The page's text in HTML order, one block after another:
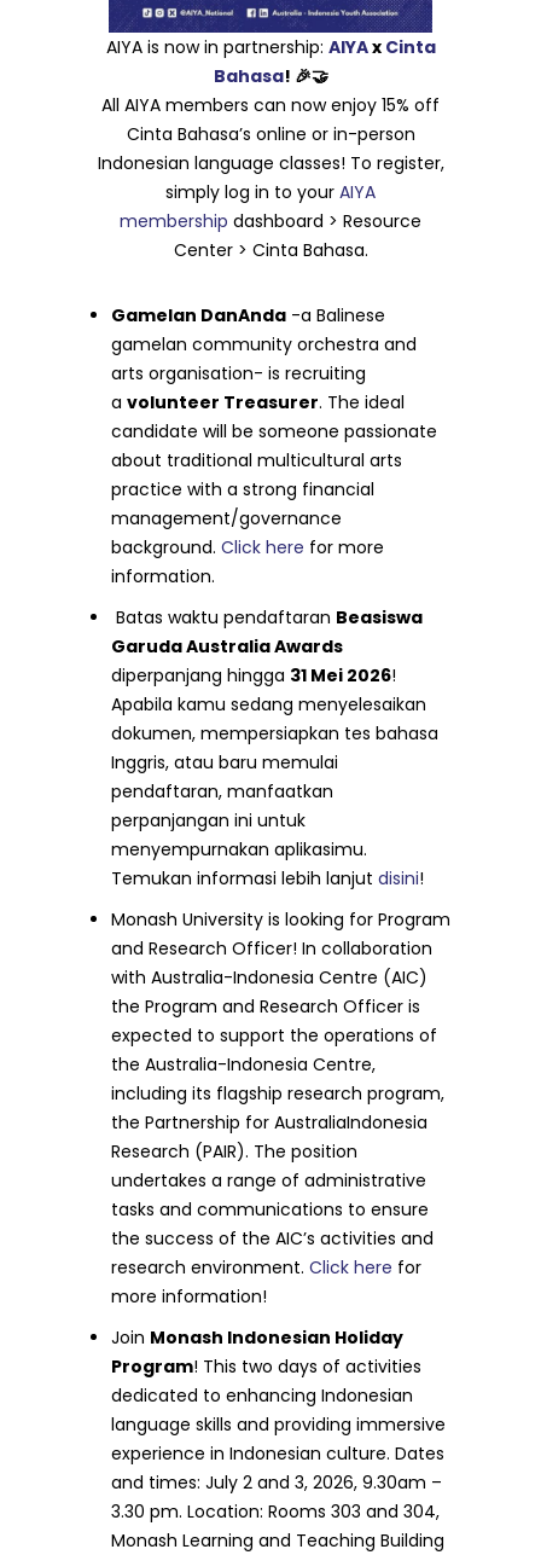
AIYA is now in partnership: AIYAx Cinta
Bahasa! 🎉🤝
All AIYA members can now enjoy 15% off
Cinta Bahasa’s online or in-person
Indonesian language classes! To register,
simply log in to your AIYA
membership dashboard > Resource
Center > Cinta Bahasa.
Gamelan DanAnda -a Balinese
gamelan community orchestra and
arts organisation- is recruiting
avolunteer Treasurer. The ideal
candidate will be someone passionate
about traditional multicultural arts
practice with a strong financial
management/governance
background.Click here for more
information.
Batas waktu pendaftaran Beasiswa
Garuda Australia Awards
diperpanjang hingga 31 Mei 2026!
Apabila kamu sedang menyelesaikan
dokumen, mempersiapkan tes bahasa
Inggris, atau baru memulai
pendaftaran, manfaatkan
perpanjangan ini untuk
menyempurnakan aplikasimu.
Temukan informasi lebih lanjutdisini!
Monash University is looking for Program
and Research Officer! In collaboration
with Australia-Indonesia Centre (AIC)
the Program and Research Officer is
expected to support the operations of
the Australia-Indonesia Centre,
including its flagship research program,
the Partnership for AustraliaIndonesia
Research (PAIR). The position
undertakes a range of administrative
tasks and communications to ensure
the success of the AIC’s activities and
research environment.Click here for
more information!
Join Monash Indonesian Holiday
Program! This two days of activities
dedicated to enhancing Indonesian
language skills and providing immersive
experience in Indonesian culture. Dates
and times: July 2 and 3, 2026, 9.30am –
3.30 pm. Location: Rooms 303 and 304,
Monash Learning and Teaching Building